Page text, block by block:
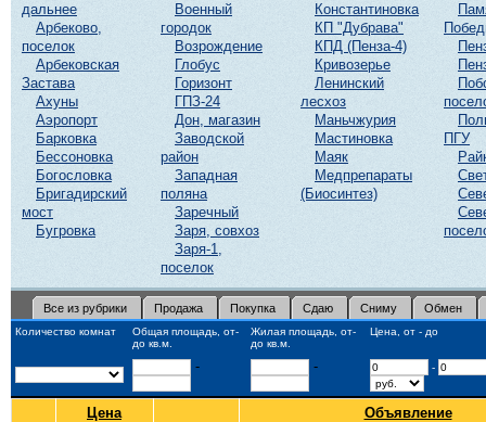
дальнее
Арбеково,
поселок
Арбековская
Застава
Ахуны
Аэропорт
Барковка
Бессоновка
Богословка
Бригадирский
мост
Бугровка
Военный
городок
Возрождение
Глобус
Горизонт
ГПЗ-24
Дон, магазин
Заводской
район
Западная
поляна
Заречный
Заря, совхоз
Заря-1,
поселок
Константиновка
КП "Дубрава"
КПД (Пенза-4)
Кривозерье
Ленинский
лесхоз
Маньчжурия
Мастиновка
Маяк
Медпрепараты
(Биосинтез)
ПГУ
Все из рубрики Продажа Покупка Сдаю Сниму Обмен
Количество комнат
Общая площадь, от-
до кв.м.
Жилая площадь, от-
до кв.м.
Цена, от - до
- - -
Цена Объявление